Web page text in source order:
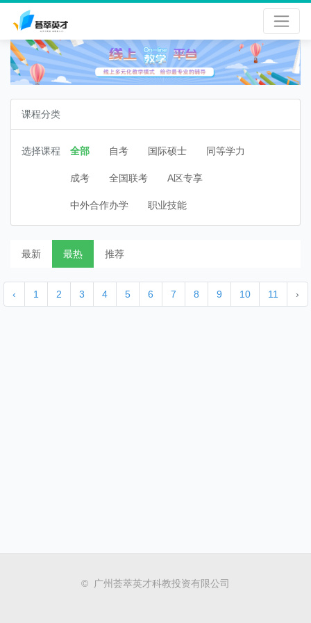
课程分类
选择课程 全部 自考 国际硕士 同等学力
成考 全国联考 A区专享
中外合作办学 职业技能
最新 最热 推荐
‹ 1 2 3 4 5 6 7 8 9 10 11 ›
© 广州荟萃英才科教投资有限公司